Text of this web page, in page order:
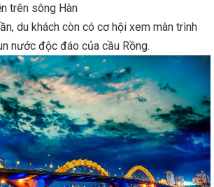
trên sông Hàn
du khách còn có cơ hội xem màn trình
nước độc đáo của cầu Rồng.